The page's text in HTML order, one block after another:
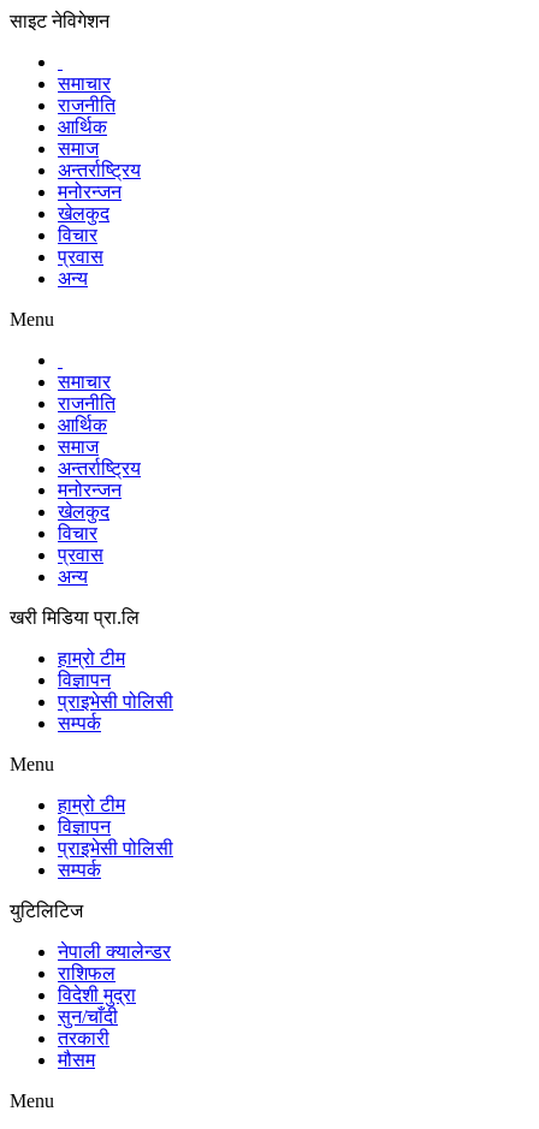
साइट नेविगेशन
समाचार
राजनीति
आर्थिक
समाज
अन्तर्राष्ट्रिय
मनोरन्जन
खेलकुद
विचार
प्रवास
अन्य
Menu
समाचार
राजनीति
आर्थिक
समाज
अन्तर्राष्ट्रिय
मनोरन्जन
खेलकुद
विचार
प्रवास
अन्य
खरी मिडिया प्रा.लि
हाम्रो टीम
विज्ञापन
प्राइभेसी पोलिसी
सम्पर्क
Menu
हाम्रो टीम
विज्ञापन
प्राइभेसी पोलिसी
सम्पर्क
युटिलिटिज
नेपाली क्यालेन्डर
राशिफल
विदेशी मुद्रा
सुन/चाँदी
तरकारी
मौसम
Menu